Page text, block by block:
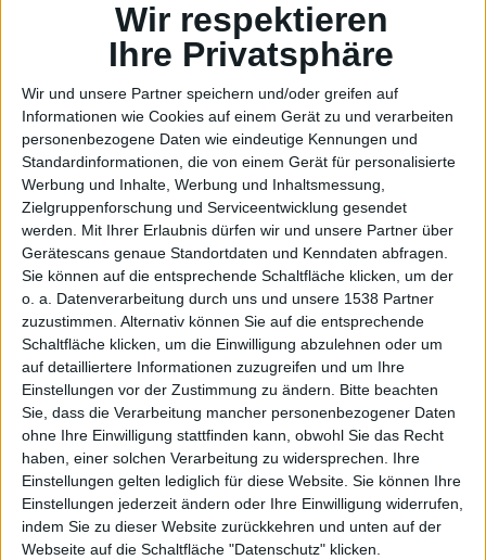
Wir respektieren
Ihre Privatsphäre
Wir und unsere Partner speichern und/oder greifen auf
Informationen wie Cookies auf einem Gerät zu und verarbeiten
personenbezogene Daten wie eindeutige Kennungen und
Standardinformationen, die von einem Gerät für personalisierte
Werbung und Inhalte, Werbung und Inhaltsmessung,
Zielgruppenforschung und Serviceentwicklung gesendet
werden. Mit Ihrer Erlaubnis dürfen wir und unsere Partner über
Gerätescans genaue Standortdaten und Kenndaten abfragen.
Sie können auf die entsprechende Schaltfläche klicken, um der
o. a. Datenverarbeitung durch uns und unsere 1538 Partner
zuzustimmen. Alternativ können Sie auf die entsprechende
Schaltfläche klicken, um die Einwilligung abzulehnen oder um
auf detailliertere Informationen zuzugreifen und um Ihre
Einstellungen vor der Zustimmung zu ändern. Bitte beachten
Sie, dass die Verarbeitung mancher personenbezogener Daten
ohne Ihre Einwilligung stattfinden kann, obwohl Sie das Recht
haben, einer solchen Verarbeitung zu widersprechen. Ihre
Einstellungen gelten lediglich für diese Website. Sie können Ihre
Einstellungen jederzeit ändern oder Ihre Einwilligung widerrufen,
indem Sie zu dieser Website zurückkehren und unten auf der
Webseite auf die Schaltfläche "Datenschutz" klicken.
weitere
kaufen
Kodak-